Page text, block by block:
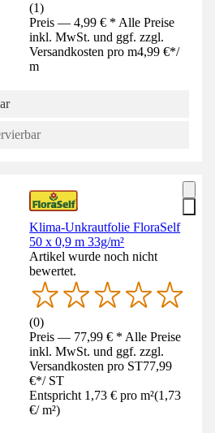
(1)
Preis — 4,99 € * Alle Preise
inkl. MwSt. und ggf. zzgl.
Versandkosten pro m4,99 €*/
m
Klima-Unkrautfolie FloraSelf
50 x 0,9 m 33g/m²
Artikel wurde noch nicht
bewertet.
(0)
Preis — 77,99 € * Alle Preise
inkl. MwSt. und ggf. zzgl.
Versandkosten pro ST77,99
€*/ ST
Entspricht 1,73 € pro m²(1,73
€/ m²)